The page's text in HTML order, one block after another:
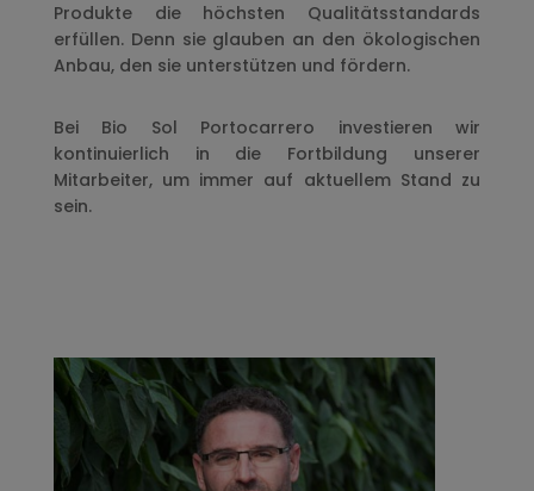
Produkte die höchsten Qualitätsstandards
erfüllen. Denn sie glauben an den ökologischen
Anbau, den sie unterstützen und fördern.
Bei Bio Sol Portocarrero investieren wir
kontinuierlich in die Fortbildung unserer
Mitarbeiter, um immer auf aktuellem Stand zu
sein.